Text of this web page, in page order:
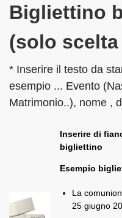
Bigliettino
(solo
* Inserire il testo da
esempio ... Evento
Matrimonio..), nome ,
Inserire di
bigliettino
Esempio
La
25 giugno